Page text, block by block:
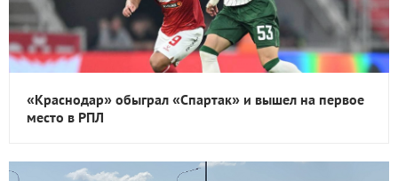
«Краснодар» обыграл «Спартак» и вышел на первое
место в РПЛ